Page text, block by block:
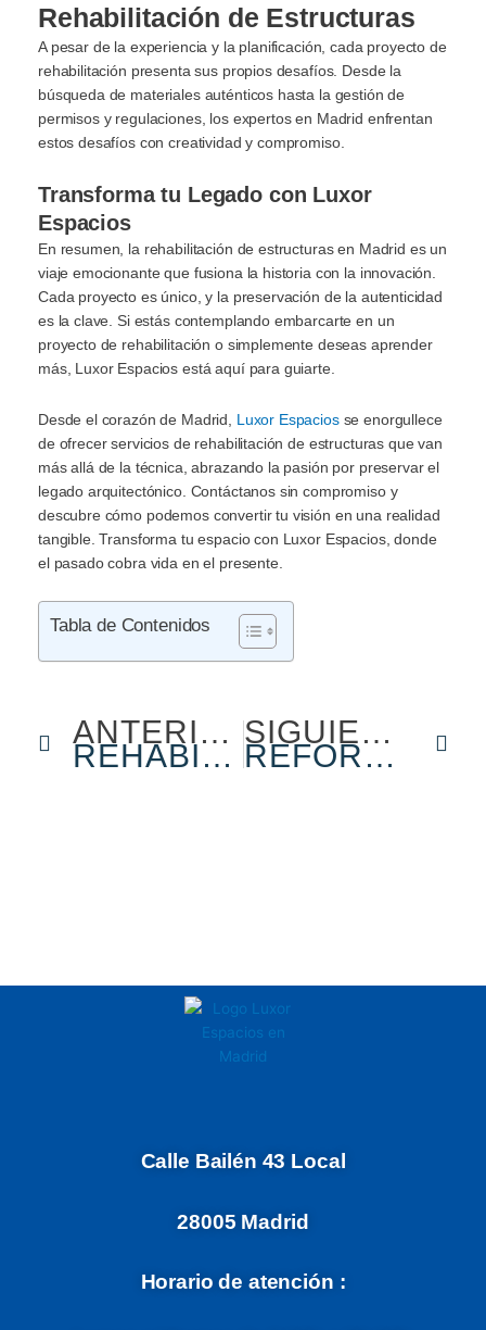
Rehabilitación de Estructuras
A pesar de la experiencia y la planificación, cada proyecto de
rehabilitación presenta sus propios desafíos. Desde la
búsqueda de materiales auténticos hasta la gestión de
permisos y regulaciones, los expertos en Madrid enfrentan
estos desafíos con creatividad y compromiso.
Transforma tu Legado con Luxor
Espacios
En resumen, la rehabilitación de estructuras en Madrid es un
viaje emocionante que fusiona la historia con la innovación.
Cada proyecto es único, y la preservación de la autenticidad
es la clave. Si estás contemplando embarcarte en un
proyecto de rehabilitación o simplemente deseas aprender
más, Luxor Espacios está aquí para guiarte.
Desde el corazón de Madrid, Luxor Espaciosse enorgullece
de ofrecer servicios de rehabilitación de estructuras que van
más allá de la técnica, abrazando la pasión por preservar el
legado arquitectónico. Contáctanos sin compromiso y
descubre cómo podemos convertir tu visión en una realidad
tangible. Transforma tu espacio con Luxor Espacios, donde
el pasado cobra vida en el presente.
Tabla de Contenidos
ANTERIOR
REHABILITACIÓN ENERGÉTICA: EFICIENCIA PARA TU CONSTRUCCIÓN
SIGUIENTE
REFORMAS INTEGRALES MADRID: TRANSFORMANDO ESPACIOS CON ELEGANCIA Y EFICIENCIA
Calle Bailén 43 Local
28005 Madrid
Horario de atención :